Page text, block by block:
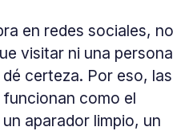
en redes sociales, no
visitar ni una persona
certeza. Por eso, las
como el
aparador limpio, un